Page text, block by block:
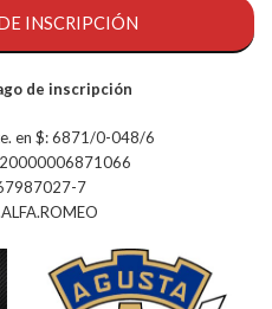
INSCRIPCIÓN
de inscripción
en $: 6871/0-048/6
7